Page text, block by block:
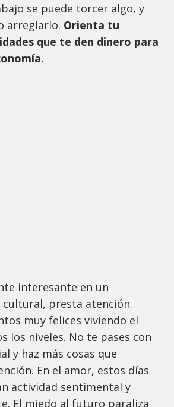
se puede torcer algo, y
arreglarlo. Orienta tu
que te den dinero para
interesante en un
presta atención.
muy felices viviendo el
los niveles. No te pases con
y haz más cosas que
En el amor, estos días
actividad sentimental y
El miedo al futuro paraliza